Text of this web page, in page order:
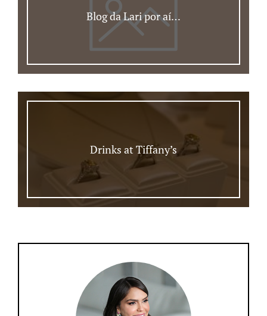
Blog da Lari por aí…
Drinks at Tiffany’s